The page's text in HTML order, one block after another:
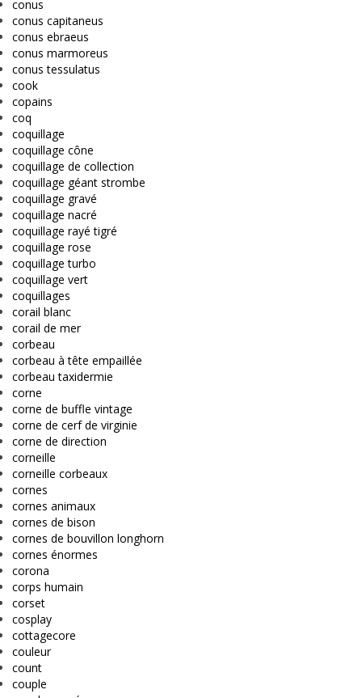
conus
conus capitaneus
conus ebraeus
conus marmoreus
conus tessulatus
cook
copains
coq
coquillage
coquillage cône
coquillage de collection
coquillage géant strombe
coquillage gravé
coquillage nacré
coquillage rayé tigré
coquillage rose
coquillage turbo
coquillage vert
coquillages
corail blanc
corail de mer
corbeau
corbeau à tête empaillée
corbeau taxidermie
corne
corne de buffle vintage
corne de cerf de virginie
corne de direction
corneille
corneille corbeaux
cornes
cornes animaux
cornes de bison
cornes de bouvillon longhorn
cornes énormes
corona
corps humain
corset
cosplay
cottagecore
couleur
count
couple